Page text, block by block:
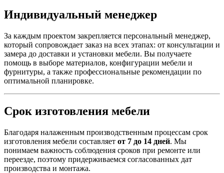
Индивидуальный менеджер
За каждым проектом закрепляется персональный менеджер,
который сопровождает заказ на всех этапах: от консультации и
замера до доставки и установки мебели. Вы получаете
помощь в выборе материалов, конфигурации мебели и
фурнитуры, а также профессиональные рекомендации по
оптимальной планировке.
Срок изготовления мебели
Благодаря налаженным производственным процессам срок
изготовления мебели составляет от 7 до 14 дней. Мы
понимаем важность соблюдения сроков при ремонте или
переезде, поэтому придерживаемся согласованных дат
производства и монтажа.